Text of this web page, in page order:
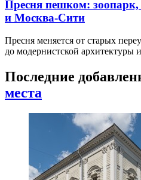
Пресня пешком: зоопарк,
и Москва-Сити
Пресня меняется от старых
до модернистской архитектуры
Последние
места